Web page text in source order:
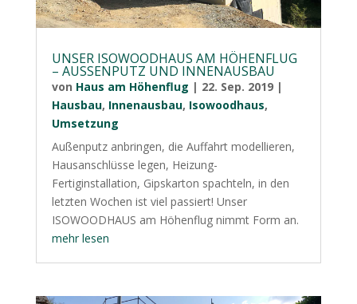
UNSER ISOWOODHAUS AM HÖHENFLUG
– AUSSENPUTZ UND INNENAUSBAU
von Haus am Höhenflug | 22. Sep. 2019|
Hausbau, Innenausbau, Isowoodhaus,
Umsetzung
Außenputz anbringen, die Auffahrt modellieren,
Hausanschlüsse legen, Heizung-
Fertiginstallation, Gipskarton spachteln, in den
letzten Wochen ist viel passiert! Unser
ISOWOODHAUS am Höhenflug nimmt Form an.
mehr lesen